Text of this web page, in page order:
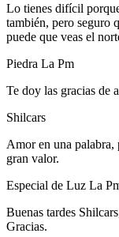
Lo tienes difícil
también, pero seguro
puede que veas el
Piedra La Pm
Te doy las gracias de
Shilcars
Amor en una palabra,
gran valor.
Especial de Luz La
Buenas tardes
Gracias.